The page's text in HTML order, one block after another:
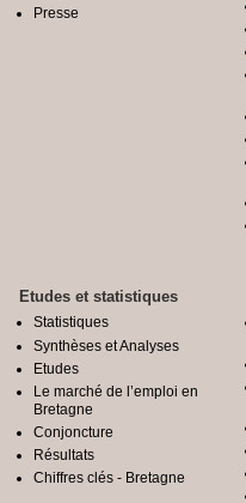
Presse
Etudes et statistiques
Statistiques
Synthèses et Analyses
Etudes
Le marché de l’emploi en
Bretagne
Conjoncture
Résultats
Chiffres clés - Bretagne